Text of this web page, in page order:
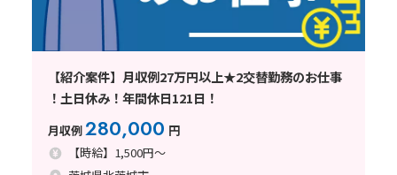
【紹介案件】月収例27万円以上★2交替勤務のお仕事
！土日休み！年間休日121日！
月収例280,000 円
【時給】1,500円～